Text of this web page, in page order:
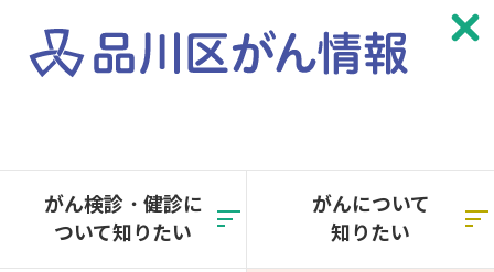
がん検診・健診に
ついて知りたい
がんについて
知りたい